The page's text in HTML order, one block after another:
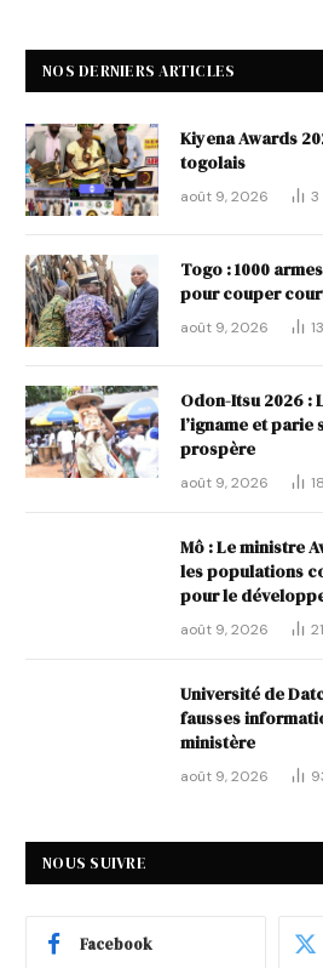
NOS DERNIERS ARTICLES
Kiyena Awards
togolais
août 9, 2026 3
Togo : 1000
pour couper
août 9, 2026
Odon-Itsu 2026 :
l’igname et parie
prospère
août 9, 2026 18
Mô : Le ministre
les populations
pour le
août 9, 2026 21
Université de
fausses
ministère
août 9, 2026
NOUS SUIVRE
Facebook